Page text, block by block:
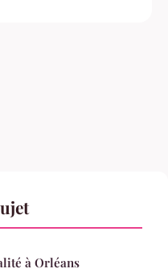
à Orléans